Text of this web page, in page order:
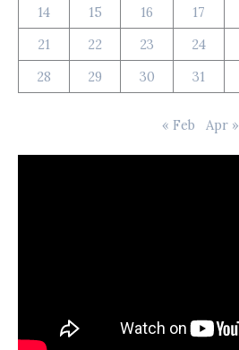
14 15 16 17
21
22 23 24
28
29 30 31
« Feb Apr »